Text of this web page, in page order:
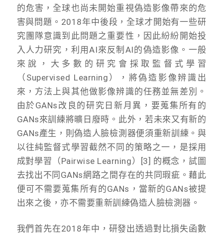
的危害，全球也尚未開始重視偽造影像帶來的危
害與問題。2018年中後段，全球才開始有一些研
究團隊意識到此問題之重要性，因此紛紛開始投
入人力研究，利用AI來反制AI的偽造影像。一般
來說，大多數的研究會採取監督式學習
（Supervised Learning），將偽造影像辨識出
來，方法上與其他做影像辨識的任務並無差別。
由於GANs改良的研究日新月異，要蒐集所有的
GANs來訓練將曠日廢時。此外，若未來又有新的
GANs產生，則偽造人臉檢測器便須重新訓練。與
以往純監督式學習截然不同的策略之一，是採用
成對學習（Pairwise Learning）[3] 的概念，試圖
去找出不同GANs網路之間存在的共同瑕疵。藉此
便可不需要蒐集所有的GANs，當新的GANs被提
出來之後，亦不需要重新訓練偽造人臉檢測器。
我們首先在2018年中，研發出透過對比損失函數